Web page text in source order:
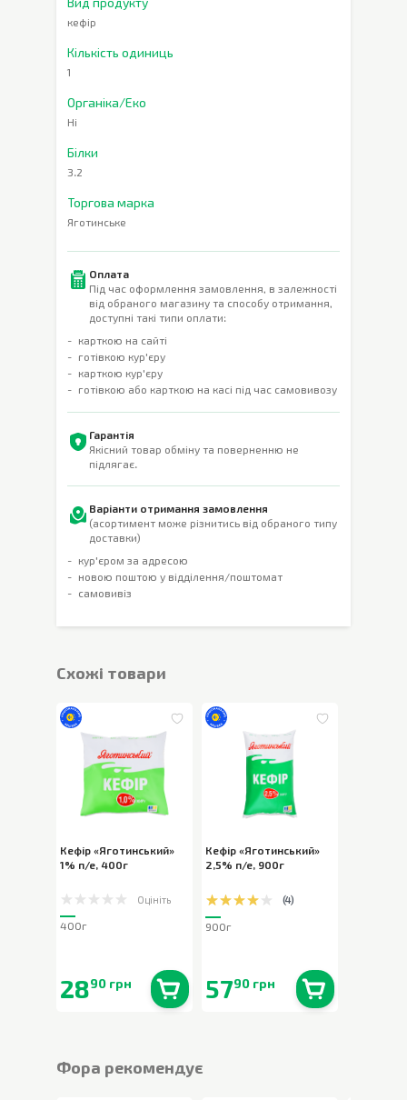
кефір
Кількість одиниць
1
Органіка/Еко
Ні
Білки
3.2
Торгова марка
Яготинське
Оплата
Під час оформлення замовлення, в залежності
від обраного магазину та способу отримання,
доступні такі типи оплати:
карткою на сайті
готівкою кур'єру
карткою кур'єру
готівкою або карткою на касі під час самовивозу
Гарантія
Якісний товар обміну та поверненню не
підлягає.
Варіанти отримання замовлення
(асортимент може різнитись від обраного типу
доставки)
кур'єром за адресою
новою поштою у відділення/поштомат
самовивіз
Cхожі товари
Кефір «Яготинський»
1% п/е, 400г
Оцініть
400г
2890 грн
Кефір «Яготинський»
2,5% п/е, 900г
(4)
900г
5790 грн
Фора рекомендує